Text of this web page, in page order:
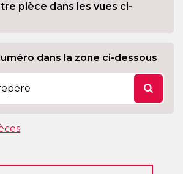
pièce dans les vues ci-
dans la zone ci-dessous